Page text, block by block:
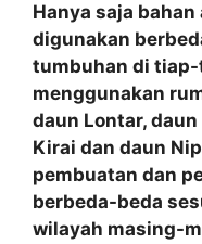
Hanya saja
digunakan
tumbuhan di tiap-
menggunakan
daun Lontar, daun
Kirai dan daun
pembuatan dan
berbeda-beda
wilayah masing-